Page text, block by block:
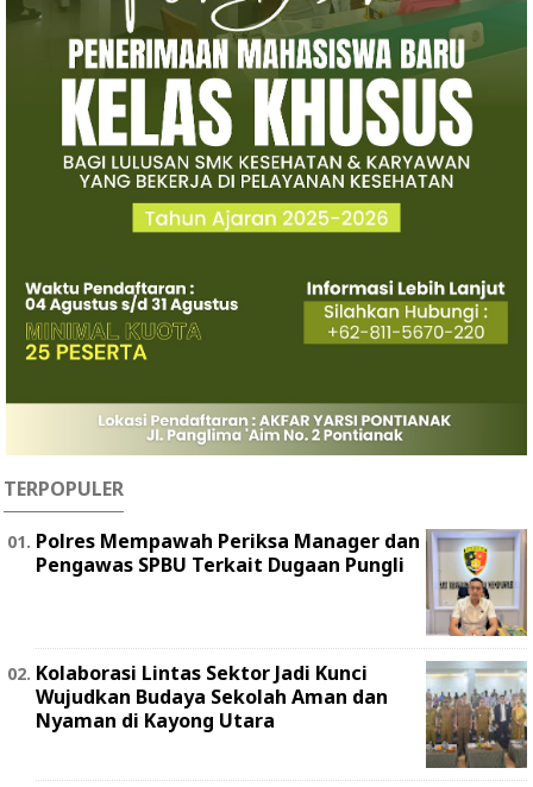
TERPOPULER
Polres Mempawah Periksa Manager dan
Pengawas SPBU Terkait Dugaan Pungli
Kolaborasi Lintas Sektor Jadi Kunci
Wujudkan Budaya Sekolah Aman dan
Nyaman di Kayong Utara